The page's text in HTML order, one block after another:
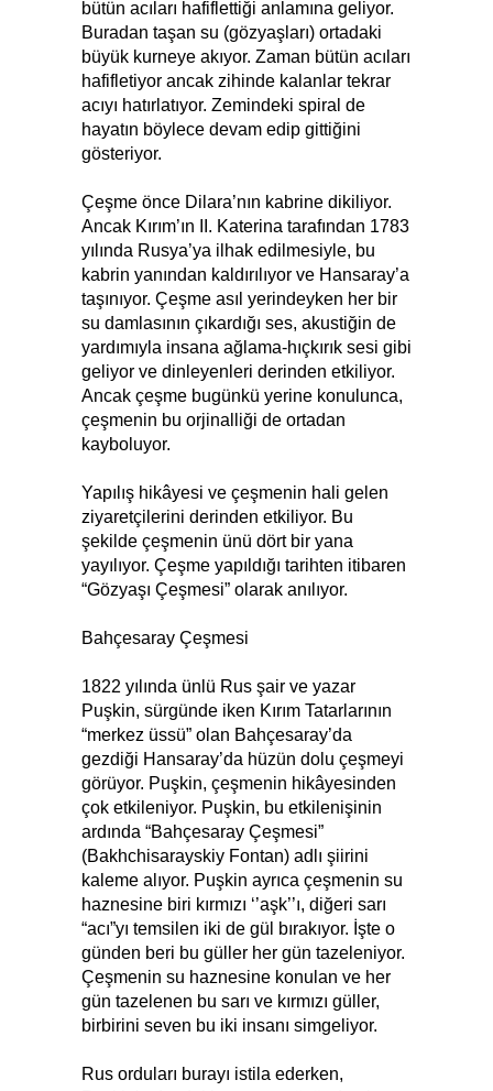
bütün acıları hafiflettiği anlamına geliyor.
Buradan taşan su (gözyaşları) ortadaki
büyük kurneye akıyor. Zaman bütün acıları
hafifletiyor ancak zihinde kalanlar tekrar
acıyı hatırlatıyor. Zemindeki spiral de
hayatın böylece devam edip gittiğini
gösteriyor.
Çeşme önce Dilara’nın kabrine dikiliyor.
Ancak Kırım’ın II. Katerina tarafından 1783
yılında Rusya’ya ilhak edilmesiyle, bu
kabrin yanından kaldırılıyor ve Hansaray’a
taşınıyor. Çeşme asıl yerindeyken her bir
su damlasının çıkardığı ses, akustiğin de
yardımıyla insana ağlama-hıçkırık sesi gibi
geliyor ve dinleyenleri derinden etkiliyor.
Ancak çeşme bugünkü yerine konulunca,
çeşmenin bu orjinalliği de ortadan
kayboluyor.
Yapılış hikâyesi ve çeşmenin hali gelen
ziyaretçilerini derinden etkiliyor. Bu
şekilde çeşmenin ünü dört bir yana
yayılıyor. Çeşme yapıldığı tarihten itibaren
“Gözyaşı Çeşmesi” olarak anılıyor.
Bahçesaray Çeşmesi
1822 yılında ünlü Rus şair ve yazar
Puşkin, sürgünde iken Kırım Tatarlarının
“merkez üssü” olan Bahçesaray’da
gezdiği Hansaray’da hüzün dolu çeşmeyi
görüyor. Puşkin, çeşmenin hikâyesinden
çok etkileniyor. Puşkin, bu etkilenişinin
ardında “Bahçesaray Çeşmesi”
(Bakhchisarayskiy Fontan) adlı şiirini
kaleme alıyor. Puşkin ayrıca çeşmenin su
haznesine biri kırmızı ‘’aşk’’ı, diğeri sarı
“acı”yı temsilen iki de gül bırakıyor. İşte o
günden beri bu güller her gün tazeleniyor.
Çeşmenin su haznesine konulan ve her
gün tazelenen bu sarı ve kırmızı güller,
birbirini seven bu iki insanı simgeliyor.
Rus orduları burayı istila ederken,